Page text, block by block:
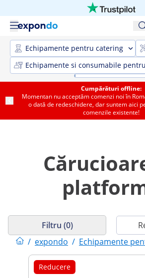
Echipamente pentru catering
Echipamente si consumabile
Cumpărături offline:
Momentan nu acceptăm comenzi noi în
o dată de redeschidere, dar suntem aici
comenzile existente!
/ expondo / Echipamente
Filtru (0)
Reducere